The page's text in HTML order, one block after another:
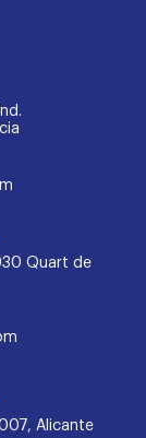
Quart de
Alicante